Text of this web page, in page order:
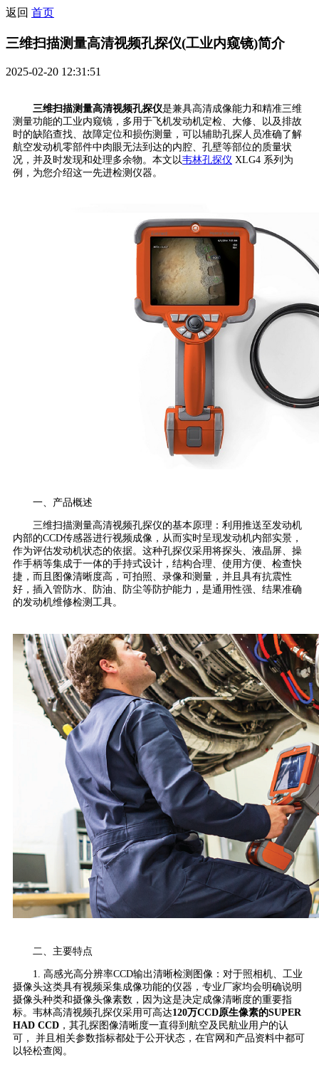
返回 首页
三维扫描测量高清视频孔探仪(工业内窥镜)简介
2025-02-20 12:31:51
三维扫描测量高清视频孔探仪是兼具高清成像能力和精准三维
测量功能的工业内窥镜，多用于飞机发动机定检、大修、以及排故
时的缺陷查找、故障定位和损伤测量，可以辅助孔探人员准确了解
航空发动机零部件中肉眼无法到达的内腔、孔壁等部位的质量状
况，并及时发现和处理多余物。本文以韦林孔探仪 XLG4 系列为
例，为您介绍这一先进检测仪器。
一、产品概述
三维扫描测量高清视频孔探仪的基本原理：利用推送至发动机
内部的CCD传感器进行视频成像，从而实时呈现发动机内部实景，
作为评估发动机状态的依据。这种孔探仪采用将探头、液晶屏、操
作手柄等集成于一体的手持式设计，结构合理、使用方便、检查快
捷，而且图像清晰度高，可拍照、录像和测量，并且具有抗震性
好，插入管防水、防油、防尘等防护能力，是通用性强、结果准确
的发动机维修检测工具。
二、主要特点
1. 高感光高分辨率CCD输出清晰检测图像：对于照相机、工业
摄像头这类具有视频采集成像功能的仪器，专业厂家均会明确说明
摄像头种类和摄像头像素数，因为这是决定成像清晰度的重要指
标。韦林高清视频孔探仪采用可高达120万CCD原生像素的SUPER
HAD CCD ，其孔探图像清晰度一直得到航空及民航业用户的认
可， 并且相关参数指标都处于公开状态，在官网和产品资料中都可
以轻松查阅。